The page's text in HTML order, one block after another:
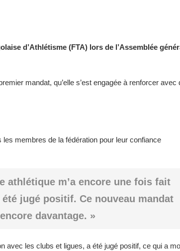
d’Athlétisme (FTA) lors de l’Assemblée
mandat, qu’elle s’est engagée à renforcer avec
membres de la fédération pour leur confiance
athlétique m’a encore une fois fait
jugé positif. Ce nouveau mandat
davantage. »
avec les clubs et ligues, a été jugé positif, ce qui a